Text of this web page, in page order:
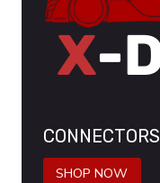
CONNECTORS
SHOP NOW